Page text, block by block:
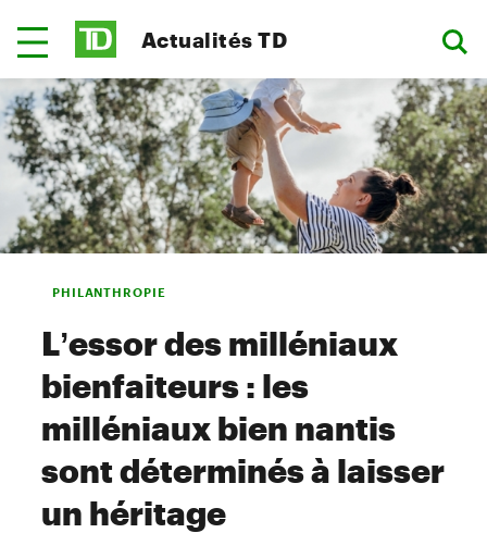
Actualités TD
PHILANTHROPIE
L’essor des milléniaux
bienfaiteurs : les
milléniaux bien nantis
sont déterminés à laisser
un héritage